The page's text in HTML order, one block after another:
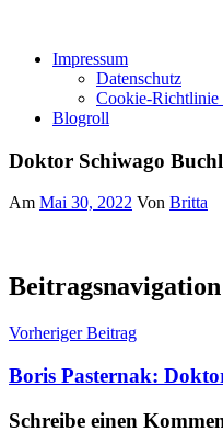
Impressum
Datenschutz
Cookie-
Blogroll
Doktor Schiwago
Am Mai 30, 2022 Von Britta
Beitragsnavigation
Vorheriger Beitrag
Boris Pasternak:
Schreibe einen